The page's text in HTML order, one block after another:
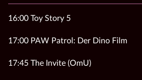
16:00 Toy Story 5
17:00 PAW Patrol: Der Dino Film
17:45 The Invite (OmU)